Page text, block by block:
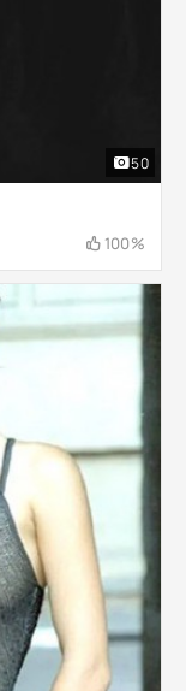
100%
50